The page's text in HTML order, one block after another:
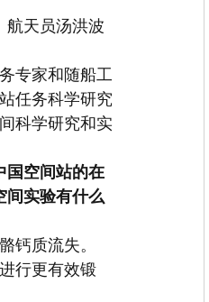
航天员汤洪波
专家和随船工
任务科学研究
科学研究和实
国空间站的在
间实验有什么
钙质流失。
行更有效锻